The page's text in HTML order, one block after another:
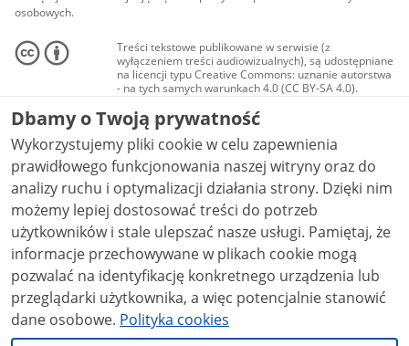
osobowych.
Treści tekstowe publikowane w serwisie (z
wyłączeniem treści audiowizualnych), są udostępniane
na licencji typu Creative Commons: uznanie autorstwa
- na tych samych warunkach 4.0 (CC BY-SA 4.0).
Materiały audiowizualne, w tym zdjęcia, materiały
audio i wideo, są udostępniane na licencji typu
Creative Commons: uznanie autorstwa użycie
niekomercyjne - bez utworów zależnych 4.0 (CC BY-
NC-ND 4.0), o ile nie jest to stwierdzone inaczej.
Dbamy o Twoją prywatność
Wykorzystujemy pliki cookie w celu zapewnienia
prawidłowego funkcjonowania naszej witryny oraz do
analizy ruchu i optymalizacji działania strony. Dzięki nim
możemy lepiej dostosować treści do potrzeb
użytkowników i stale ulepszać nasze usługi. Pamiętaj, że
informacje przechowywane w plikach cookie mogą
pozwalać na identyfikację konkretnego urządzenia lub
przeglądarki użytkownika, a więc potencjalnie stanowić
dane osobowe. Polityka cookies